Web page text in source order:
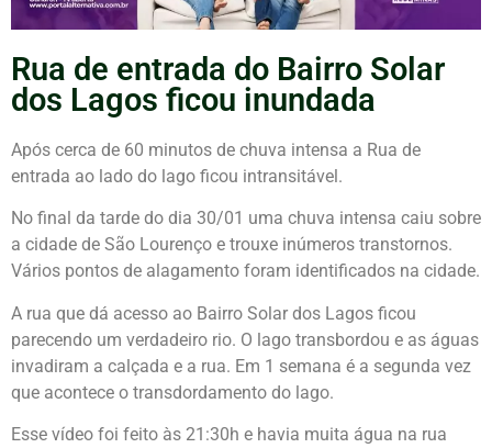
Rua de entrada do Bairro Solar
dos Lagos ficou inundada
Após cerca de 60 minutos de chuva intensa a Rua de
entrada ao lado do lago ficou intransitável.
No final da tarde do dia 30/01 uma chuva intensa caiu sobre
a cidade de São Lourenço e trouxe inúmeros transtornos.
Vários pontos de alagamento foram identificados na cidade.
A rua que dá acesso ao Bairro Solar dos Lagos ficou
parecendo um verdadeiro rio. O lago transbordou e as águas
invadiram a calçada e a rua. Em 1 semana é a segunda vez
que acontece o transdordamento do lago.
Esse vídeo foi feito às 21:30h e havia muita água na rua